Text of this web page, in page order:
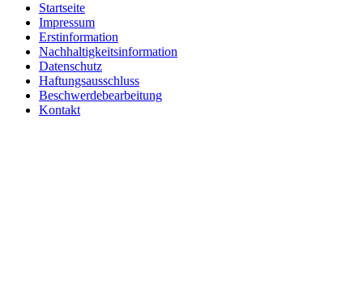
Startseite
Impressum
Erstinformation
Nachhaltigkeitsinformation
Datenschutz
Haftungsausschluss
Beschwerdebearbeitung
Kontakt